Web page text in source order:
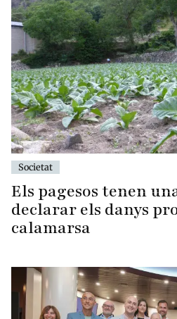
Societat
Els pagesos tenen
declarar els danys
calamarsa